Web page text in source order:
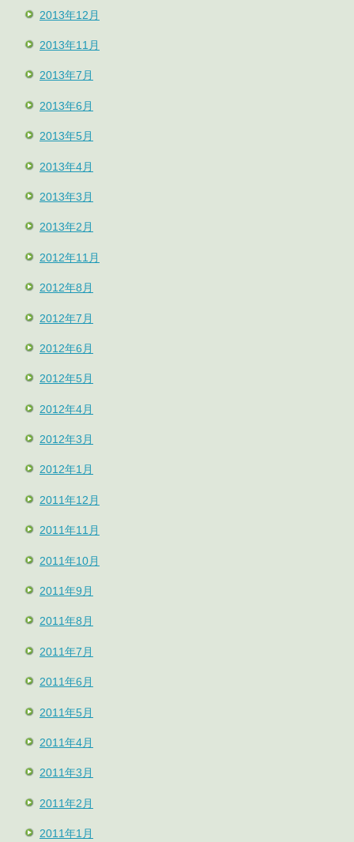
2013年12月
2013年11月
2013年7月
2013年6月
2013年5月
2013年4月
2013年3月
2013年2月
2012年11月
2012年8月
2012年7月
2012年6月
2012年5月
2012年4月
2012年3月
2012年1月
2011年12月
2011年11月
2011年10月
2011年9月
2011年8月
2011年7月
2011年6月
2011年5月
2011年4月
2011年3月
2011年2月
2011年1月